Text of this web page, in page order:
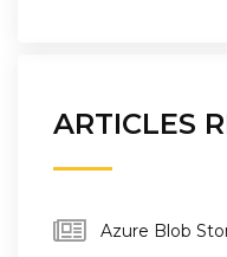
ARTICLES
Azure Blob